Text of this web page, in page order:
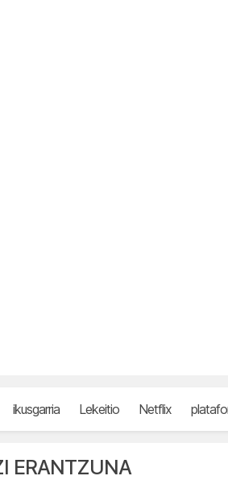
ikusgarria Lekeitio Netflix
ERANTZUNA